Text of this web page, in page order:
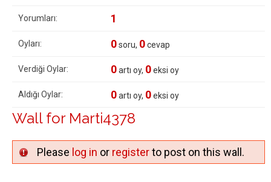
Yorumları: 1
Oyları: 0soru, 0cevap
Verdiği Oylar: 0artı oy, 0eksi oy
Aldığı Oylar: 0artı oy, 0eksi oy
Wall for Marti4378
Please log in or registerto post on this wall.